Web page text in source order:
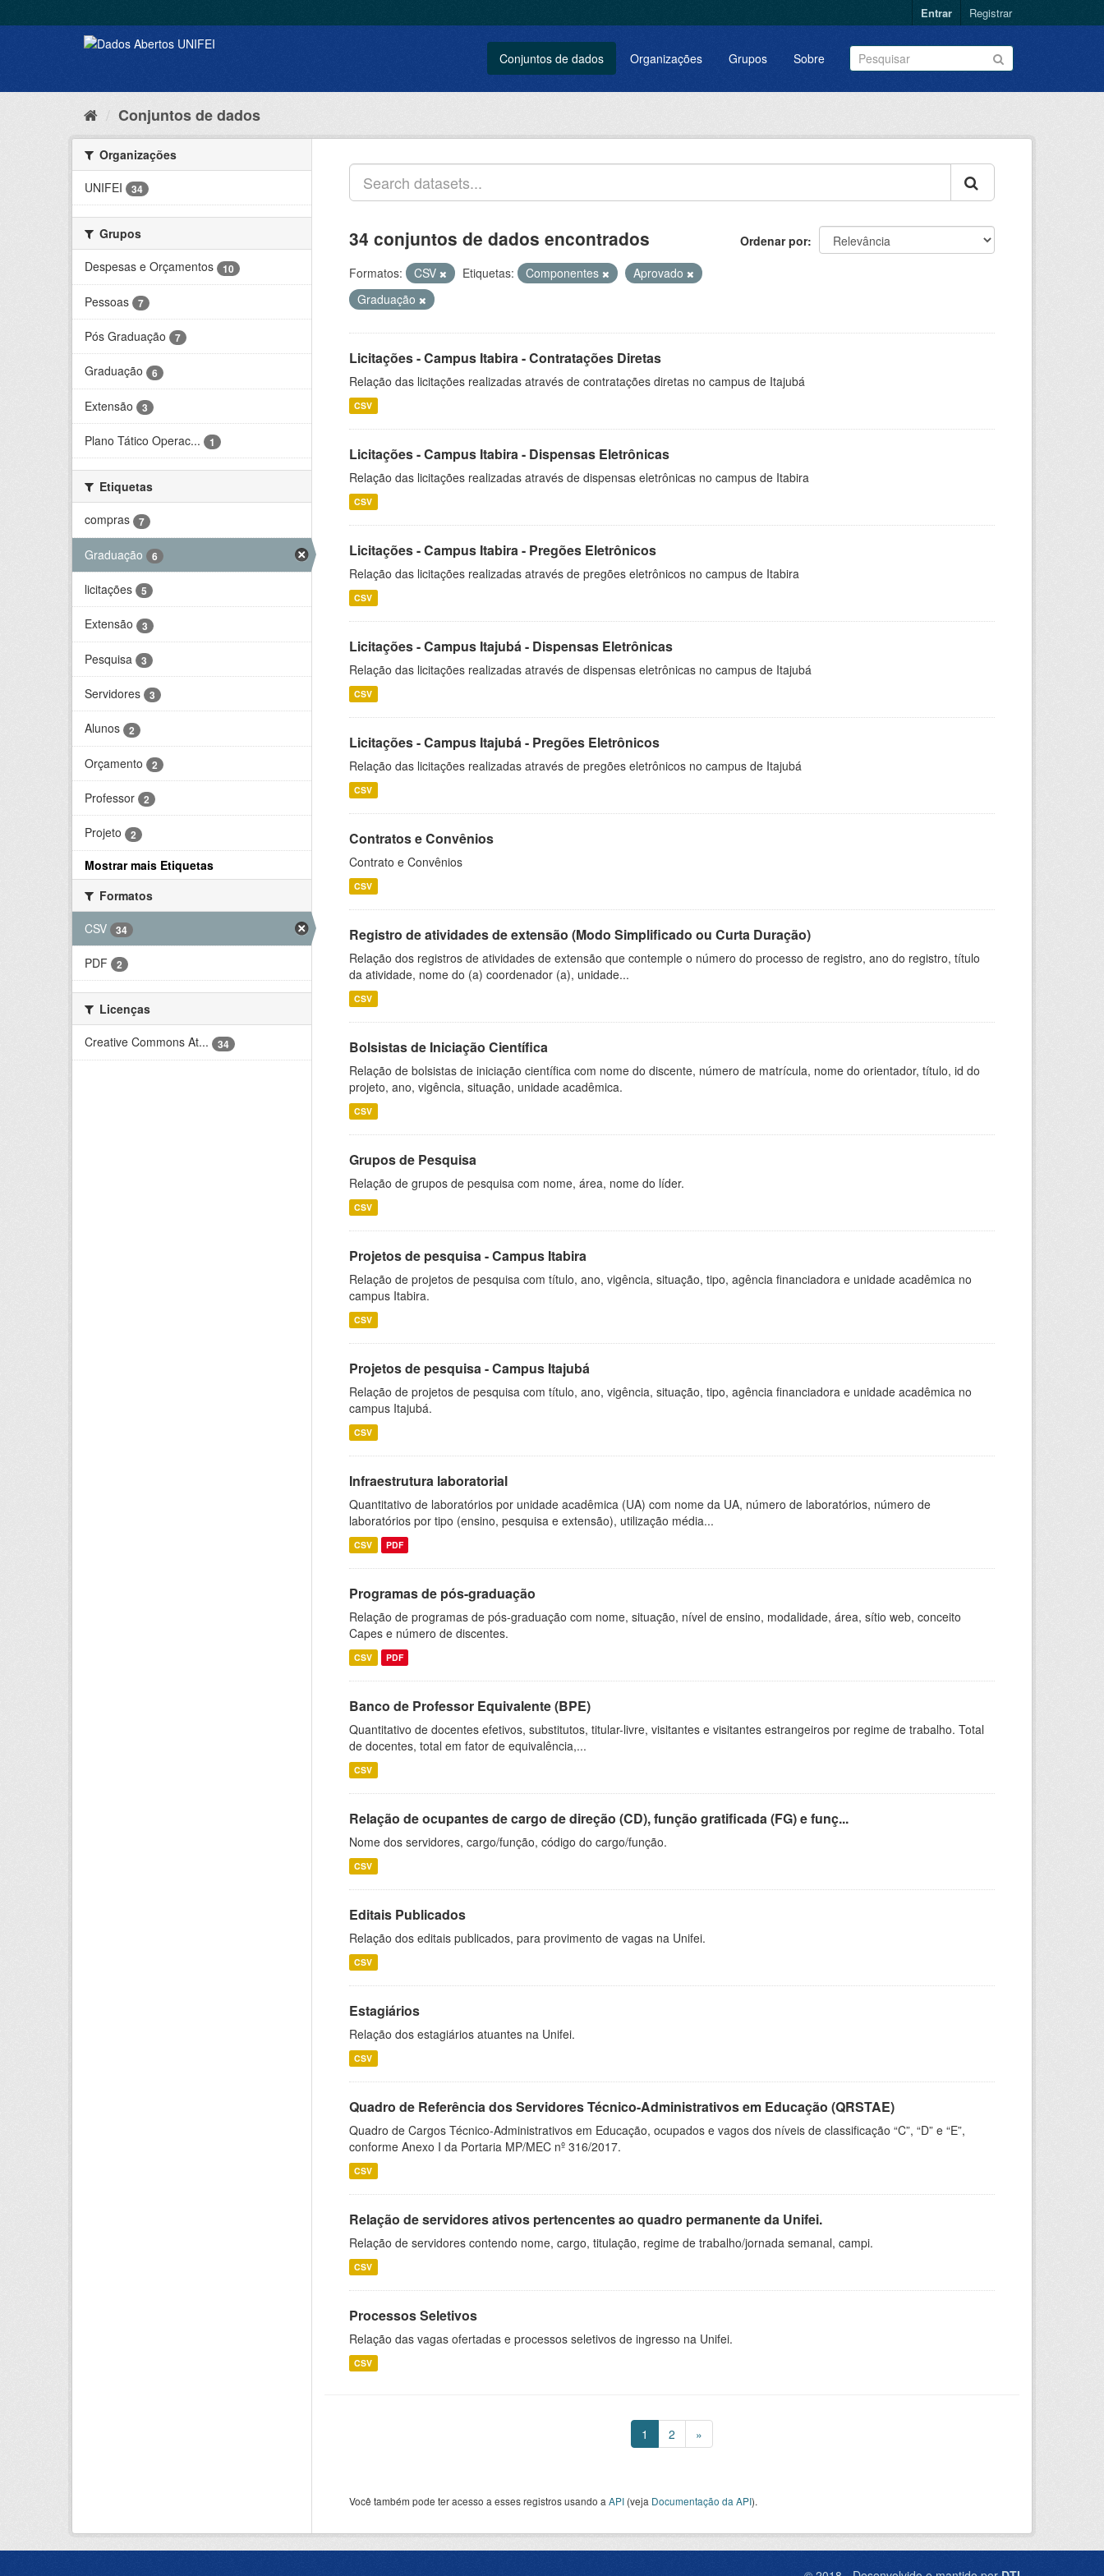
Entrar Registrar
Conjuntos de dados Organizações Grupos Sobre
Conjuntos de dados
Organizações
UNIFEI
34
Grupos
Despesas e Orçamentos
10
Pessoas 7
Pós Graduação 7
Graduação 6
Extensão 3
Plano Tático Operac... 1
Etiquetas
compras
7
Graduação 6
licitações 5
Extensão 3
Pesquisa 3
Servidores 3
Alunos 2
Orçamento 2
Professor 2
Projeto 2
Mostrar mais Etiquetas
Formatos
CSV
34
PDF 2
Licenças
Creative Commons At...
34
Ordenar por
34 conjuntos de dados encontrados
Formatos: CSV Etiquetas: Componentes
Aprovado
Graduação
Licitações - Campus Itabira - Contratações Diretas
Relação das licitações realizadas através de contratações diretas no campus de Itajubá
CSV
Licitações - Campus Itabira - Dispensas Eletrônicas
Relação das licitações realizadas através de dispensas eletrônicas no campus de Itabira
CSV
Licitações - Campus Itabira - Pregões Eletrônicos
Relação das licitações realizadas através de pregões eletrônicos no campus de Itabira
CSV
Licitações - Campus Itajubá - Dispensas Eletrônicas
Relação das licitações realizadas através de dispensas eletrônicas no campus de Itajubá
CSV
Licitações - Campus Itajubá - Pregões Eletrônicos
Relação das licitações realizadas através de pregões eletrônicos no campus de Itajubá
CSV
Contratos e Convênios
Contrato e Convênios
CSV
Registro de atividades de extensão (Modo Simplificado ou Curta Duração)
Relação dos registros de atividades de extensão que contemple o número do processo de registro, ano do registro, título
da atividade, nome do (a) coordenador (a), unidade...
CSV
Bolsistas de Iniciação Científica
Relação de bolsistas de iniciação científica com nome do discente, número de matrícula, nome do orientador, título, id do
projeto, ano, vigência, situação, unidade acadêmica.
CSV
Grupos de Pesquisa
Relação de grupos de pesquisa com nome, área, nome do líder.
CSV
Projetos de pesquisa - Campus Itabira
Relação de projetos de pesquisa com título, ano, vigência, situação, tipo, agência financiadora e unidade acadêmica no
campus Itabira.
CSV
Projetos de pesquisa - Campus Itajubá
Relação de projetos de pesquisa com título, ano, vigência, situação, tipo, agência financiadora e unidade acadêmica no
campus Itajubá.
CSV
Infraestrutura laboratorial
Quantitativo de laboratórios por unidade acadêmica (UA) com nome da UA, número de laboratórios, número de
laboratórios por tipo (ensino, pesquisa e extensão), utilização média...
CSV PDF
Programas de pós-graduação
Relação de programas de pós-graduação com nome, situação, nível de ensino, modalidade, área, sítio web, conceito
Capes e número de discentes.
CSV PDF
Banco de Professor Equivalente (BPE)
Quantitativo de docentes efetivos, substitutos, titular-livre, visitantes e visitantes estrangeiros por regime de trabalho. Total
de docentes, total em fator de equivalência,...
CSV
Relação de ocupantes de cargo de direção (CD), função gratificada (FG) e funç...
Nome dos servidores, cargo/função, código do cargo/função.
CSV
Editais Publicados
Relação dos editais publicados, para provimento de vagas na Unifei.
CSV
Estagiários
Relação dos estagiários atuantes na Unifei.
CSV
Quadro de Referência dos Servidores Técnico-Administrativos em Educação (QRSTAE)
Quadro de Cargos Técnico-Administrativos em Educação, ocupados e vagos dos níveis de classificação “C”, “D” e “E”,
conforme Anexo I da Portaria MP/MEC nº 316/2017.
CSV
Relação de servidores ativos pertencentes ao quadro permanente da Unifei.
Relação de servidores contendo nome, cargo, titulação, regime de trabalho/jornada semanal, campi.
CSV
Processos Seletivos
Relação das vagas ofertadas e processos seletivos de ingresso na Unifei.
CSV
1 2 »
Você também pode ter acesso a esses registros usando a API (veja Documentação da API).